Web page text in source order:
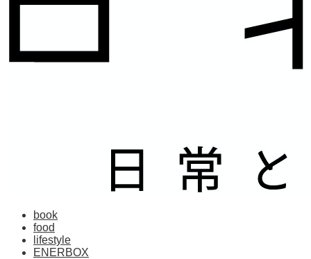
book
food
lifestyle
ENERBOX